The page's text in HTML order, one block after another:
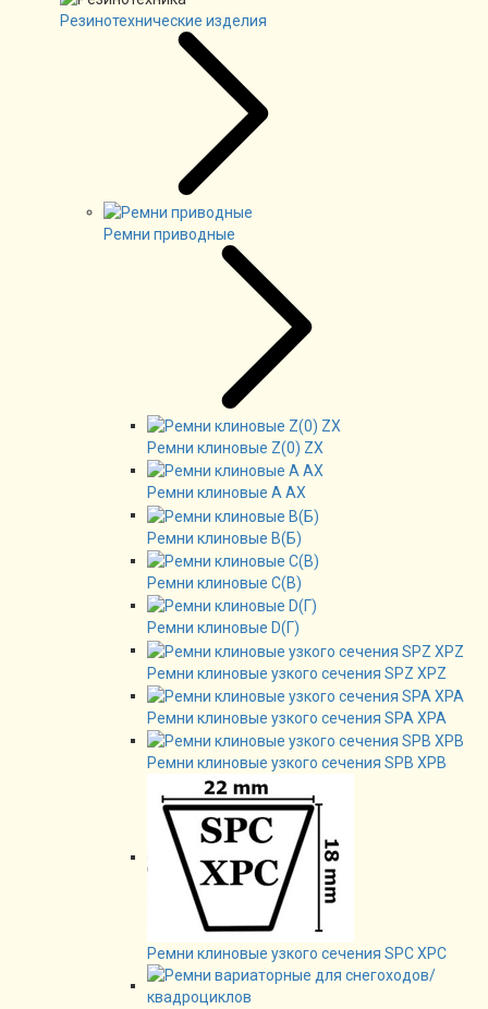
Резинотехнические изделия
Ремни приводные
Ремни клиновые Z(0) ZX
Ремни клиновые А AX
Ремни клиновые В(Б)
Ремни клиновые C(B)
Ремни клиновые D(Г)
Ремни клиновые узкого сечения SPZ XPZ
Ремни клиновые узкого сечения SPA XPA
Ремни клиновые узкого сечения SPB XPB
Ремни клиновые узкого сечения SPC XPC